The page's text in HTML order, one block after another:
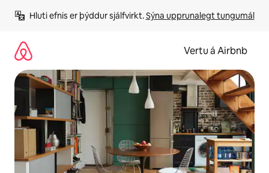
beint
Hluti efnis er þýddur sjálfvirkt. Sýna upprunalegt tungumál
Vertu á Airbnb